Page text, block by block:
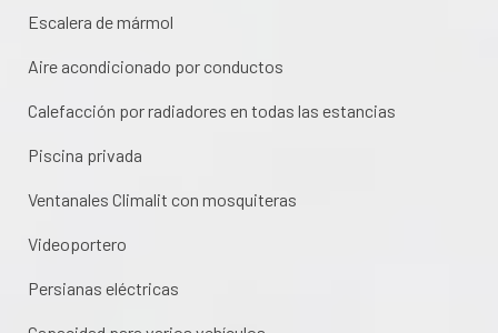
Escalera de mármol
Aire acondicionado por conductos
Calefacción por radiadores en todas las estancias
Piscina privada
Ventanales Climalit con mosquiteras
Videoportero
Persianas eléctricas